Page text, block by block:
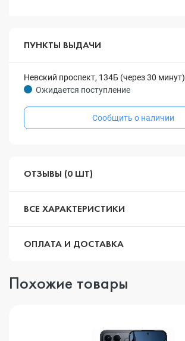
ПУНКТЫ ВЫДАЧИ
Невский проспект, 134Б (через 30 минут)
Ожидается поступление
Сообщить о наличии
ОТЗЫВЫ (0 ШТ)
ВСЕ ХАРАКТЕРИСТИКИ
ОПЛАТА И ДОСТАВКА
Похожие товары